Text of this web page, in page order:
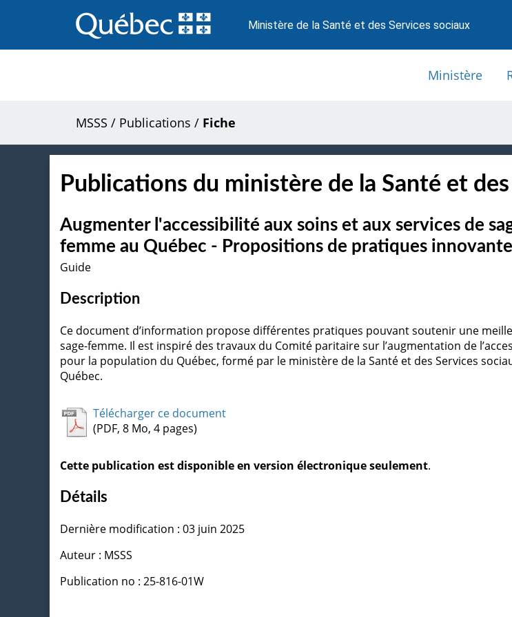
au
contenu
Ministère de la Santé et des Services sociaux
Ministère
MSSS / Publications / Fiche
Publications du ministère de la Santé et
Augmenter l'accessibilité aux soins et aux services de
femme au Québec - Propositions de pratiques
Guide
Description
Ce document d’information propose différentes pratiques pouvant soutenir une
sage-femme. Il est inspiré des travaux du Comité paritaire sur l’augmentation de
pour la population du Québec, formé par le ministère de la Santé et des Services
Québec.
Télécharger ce document
(PDF, 8 Mo, 4 pages)
Cette publication est disponible en version électronique seulement.
Détails
Dernière modification : 03 juin 2025
Auteur : MSSS
Publication no : 25-816-01W